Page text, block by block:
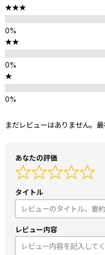
★★★
★★
★
まだレビューはありません。最
あなたの評価
タイトル
レビュー内容